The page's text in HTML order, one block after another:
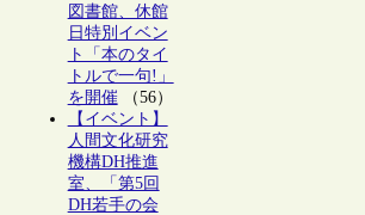
図書館、休館
日特別イベン
ト「本のタイ
トルで一句!」
を開催（56）
【イベント】
人間文化研究
機構DH推進
室、「第5回
DH若手の会